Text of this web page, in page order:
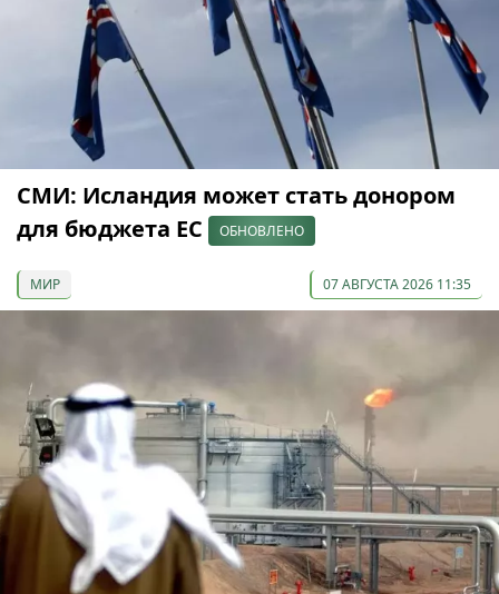
СМИ: Исландия может стать донором
для бюджета ЕС
ОБНОВЛЕНО
МИР 07 АВГУСТА 2026 11:35